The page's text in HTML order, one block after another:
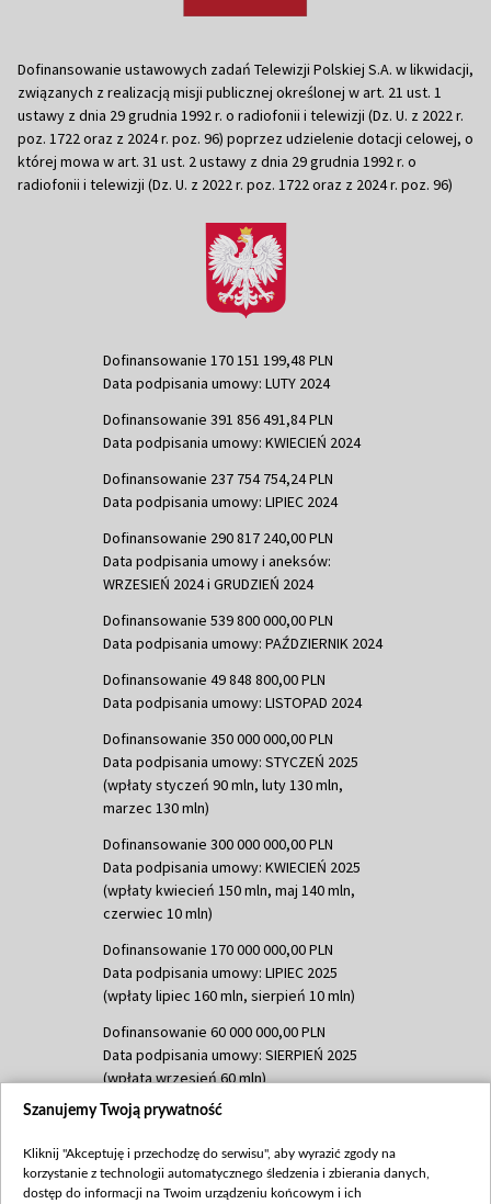
Dofinansowanie ustawowych zadań Telewizji Polskiej S.A. w likwidacji,
związanych z realizacją misji publicznej określonej w art. 21 ust. 1
ustawy z dnia 29 grudnia 1992 r. o radiofonii i telewizji (Dz. U. z 2022 r.
poz. 1722 oraz z 2024 r. poz. 96) poprzez udzielenie dotacji celowej, o
której mowa w art. 31 ust. 2 ustawy z dnia 29 grudnia 1992 r. o
radiofonii i telewizji (Dz. U. z 2022 r. poz. 1722 oraz z 2024 r. poz. 96)
Dofinansowanie 170 151 199,48 PLN
Data podpisania umowy: LUTY 2024
Dofinansowanie 391 856 491,84 PLN
Data podpisania umowy: KWIECIEŃ 2024
Dofinansowanie 237 754 754,24 PLN
Data podpisania umowy: LIPIEC 2024
Dofinansowanie 290 817 240,00 PLN
Data podpisania umowy i aneksów:
WRZESIEŃ 2024 i GRUDZIEŃ 2024
Dofinansowanie 539 800 000,00 PLN
Data podpisania umowy: PAŹDZIERNIK 2024
Dofinansowanie 49 848 800,00 PLN
Data podpisania umowy: LISTOPAD 2024
Dofinansowanie 350 000 000,00 PLN
Data podpisania umowy: STYCZEŃ 2025
(wpłaty styczeń 90 mln, luty 130 mln,
marzec 130 mln)
Dofinansowanie 300 000 000,00 PLN
Data podpisania umowy: KWIECIEŃ 2025
(wpłaty kwiecień 150 mln, maj 140 mln,
czerwiec 10 mln)
Dofinansowanie 170 000 000,00 PLN
Data podpisania umowy: LIPIEC 2025
(wpłaty lipiec 160 mln, sierpień 10 mln)
Dofinansowanie 60 000 000,00 PLN
Data podpisania umowy: SIERPIEŃ 2025
(wpłata wrzesień 60 mln)
Dofinansowanie 635 783 051,21 PLN
(wpłata wrzesień 100 mln, październik 350
mln, listopad 265 mln)
Szanujemy Twoją prywatność
Kliknij "Akceptuję i przechodzę do serwisu", aby wyrazić zgody na
korzystanie z technologii automatycznego śledzenia i zbierania danych,
dostęp do informacji na Twoim urządzeniu końcowym i ich